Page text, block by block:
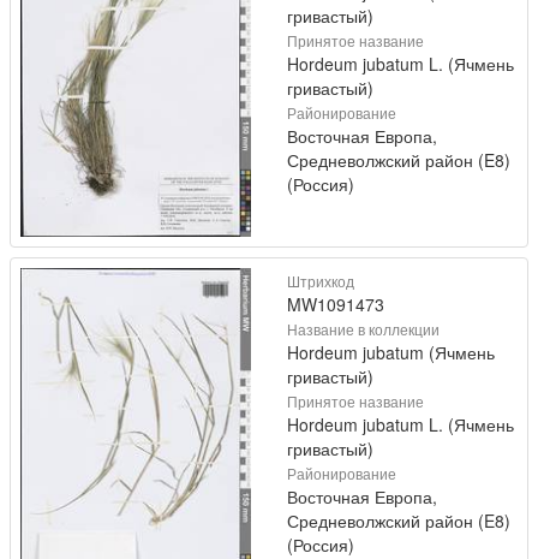
гривастый)
Принятое название
Hordeum jubatum L. (Ячмень
гривастый)
Районирование
Восточная Европа,
Средневолжский район (E8)
(Россия)
Штрихкод
MW1091473
Название в коллекции
Hordeum jubatum (Ячмень
гривастый)
Принятое название
Hordeum jubatum L. (Ячмень
гривастый)
Районирование
Восточная Европа,
Средневолжский район (E8)
(Россия)